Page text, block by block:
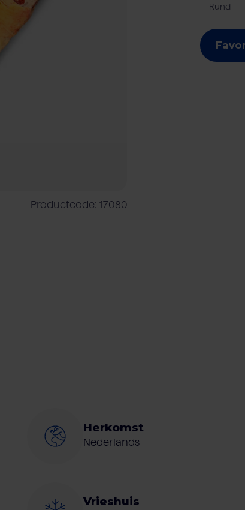
Vleesverwerkende industrie
Productcode: 17080
Rund
Herkomst
Nederlands
Vrieshuis